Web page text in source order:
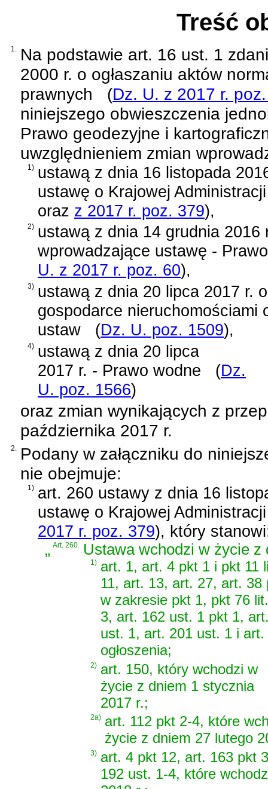
Treść
1. Na podstawie art. 16 ust. 1
2000 r. o ogłaszaniu aktów
prawnych
(Dz. U. z 2017 r.
niniejszego obwieszczenia
Prawo geodezyjne i
uwzględnieniem zmian
1) ustawą z dnia 16 listopada
ustawę o Krajowej
oraz z 2017 r. poz. 379),
2) ustawą z dnia 14 grudnia 2016
wprowadzające ustawę -
U. z 2017 r. poz. 60),
3) ustawą z dnia 20 lipca 2017 r.
gospodarce nieruchomościami
ustaw
(Dz. U. poz. 1509),
4) ustawą z dnia 20 lipca
2017 r. - Prawo wodne
(Dz.
U. poz. 1566)
oraz zmian wynikających z
października 2017 r.
2. Podany w załączniku do
nie obejmuje:
1) art. 260 ustawy z dnia 16
ustawę o Krajowej
2017 r. poz. 379), który
„Art. 260. Ustawa wchodzi w życie
1) art. 1, art. 4 pkt 1 i pkt 11
11, art. 13, art. 27, art.
w zakresie pkt 1, pkt 76
3, art. 162 ust. 1 pkt 1,
ust. 1, art. 201 ust. 1 i
ogłoszenia;
2) art. 150, który wchodzi w
życie z dniem 1 stycznia
2017 r.;
2a) art. 112 pkt 2-4, które
życie z dniem 27 lutego
3) art. 4 pkt 12, art. 163 pkt
192 ust. 1-4, które